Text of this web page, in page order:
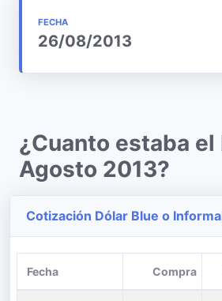
FECHA
26/08/2013
¿Cuanto estaba el
Agosto 2013?
Cotización Dólar Blue o
Fecha Compra